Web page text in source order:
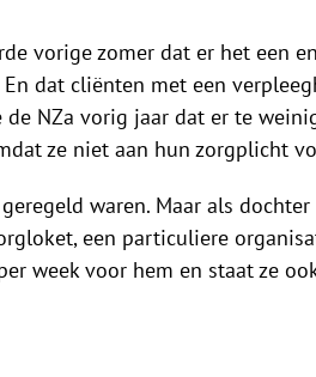
vorige zomer dat er het een
dat cliënten met een
NZa vorig jaar dat er te
ze niet aan hun zorgplicht
waren. Maar als
een particuliere
week voor hem en staat ze